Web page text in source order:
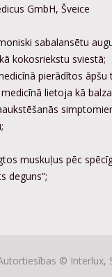
GmbH, Šveice
sabalansētu
kokosriekstu sviestā;
pierādītos āpšu
lietoja kā
muskuļus pēc
deguns”;
© Interlux,